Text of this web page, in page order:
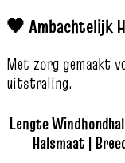
🖤 Ambachtelijk
Met zorg gemaakt
uitstraling.
Lengte
Halsmaat |